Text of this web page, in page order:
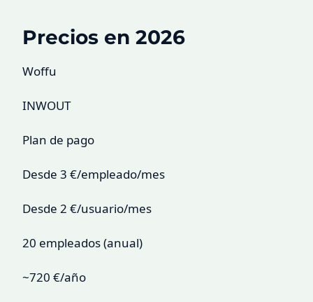
Precios en 2026
Woffu
INWOUT
Plan de pago
Desde 3 €/empleado/mes
Desde 2 €/usuario/mes
20 empleados (anual)
~720 €/año